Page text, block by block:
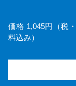
価格 1,045円（税
料込み）